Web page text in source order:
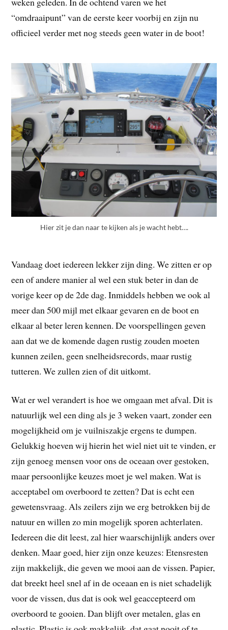
“omdraaipunt” van de eerste keer voorbij en zijn nu
officieel verder met nog steeds geen water in de boot!
Hier zit je dan naar te kijken als je wacht hebt….
Vandaag doet iedereen lekker zijn ding. We zitten er op
een of andere manier al wel een stuk beter in dan de
vorige keer op de 2de dag. Inmiddels hebben we ook al
meer dan 500 mijl met elkaar gevaren en de boot en
elkaar al beter leren kennen. De voorspellingen geven
aan dat we de komende dagen rustig zouden moeten
kunnen zeilen, geen snelheidsrecords, maar rustig
tutteren. We zullen zien of dit uitkomt.
Wat er wel verandert is hoe we omgaan met afval. Dit is
natuurlijk wel een ding als je 3 weken vaart, zonder een
mogelijkheid om je vuilniszakje ergens te dumpen.
Gelukkig hoeven wij hierin het wiel niet uit te vinden, er
zijn genoeg mensen voor ons de oceaan over gestoken,
maar persoonlijke keuzes moet je wel maken. Wat is
acceptabel om overboord te zetten? Dat is echt een
gewetensvraag. Als zeilers zijn we erg betrokken bij de
natuur en willen zo min mogelijk sporen achterlaten.
Iedereen die dit leest, zal hier waarschijnlijk anders over
denken. Maar goed, hier zijn onze keuzes: Etensresten
zijn makkelijk, die geven we mooi aan de vissen. Papier,
dat breekt heel snel af in de oceaan en is niet schadelijk
voor de vissen, dus dat is ook wel geaccepteerd om
overboord te gooien. Dan blijft over metalen, glas en